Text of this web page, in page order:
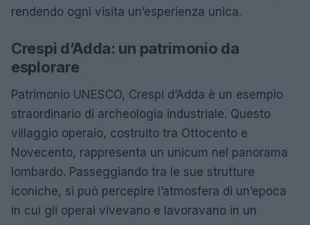
rendendo ogni visita un’esperienza unica.
Crespi d’Adda: un patrimonio da
esplorare
Patrimonio UNESCO, Crespi d’Adda è un esempio
straordinario di archeologia industriale. Questo
villaggio operaio, costruito tra Ottocento e
Novecento, rappresenta un unicum nel panorama
lombardo. Passeggiando tra le sue strutture
iconiche, si può percepire l’atmosfera di un’epoca
in cui gli operai vivevano e lavoravano in un